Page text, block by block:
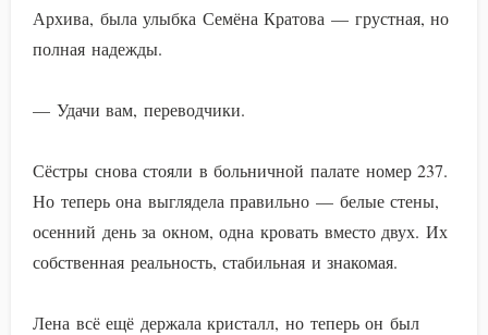
Архива, была улыбка Семёна Кратова — грустная, но
полная надежды.
— Удачи вам, переводчики.
Сёстры снова стояли в больничной палате номер 237.
Но теперь она выглядела правильно — белые стены,
осенний день за окном, одна кровать вместо двух. Их
собственная реальность, стабильная и знакомая.
Лена всё ещё держала кристалл, но теперь он был